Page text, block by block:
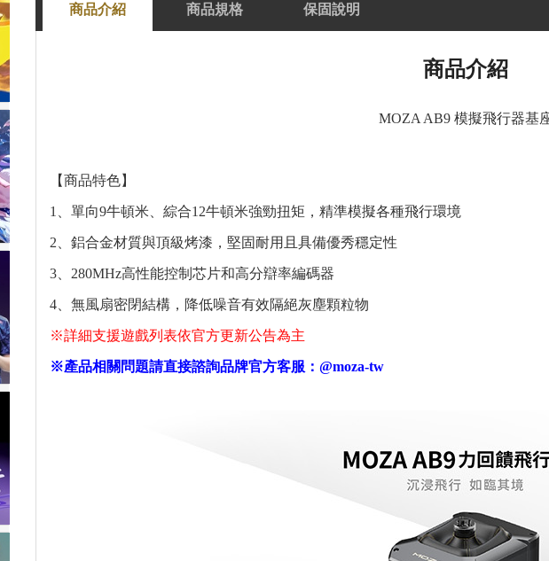
商品介紹 商品規格 保固說明
商品介紹
MOZA AB9 模擬飛行器基
【商品特色】
1、單向9牛頓米、綜合12牛頓米強勁扭矩，精準模擬各種飛行環境
2、鋁合金材質與頂級烤漆，堅固耐用且具備優秀穩定性
3、280MHz高性能控制芯片和高分辯率編碼器
4、無風扇密閉結構，降低噪音有效隔絕灰塵顆粒物
※詳細支援遊戲列表依官方更新公告為主
※產品相關問題請直接諮詢品牌官方客服： @moza-tw